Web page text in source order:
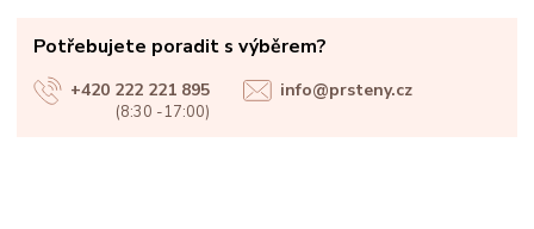
Potřebujete poradit s výběrem?
+420 222 221 895
(8:30 -17:00)
info@prsteny.cz